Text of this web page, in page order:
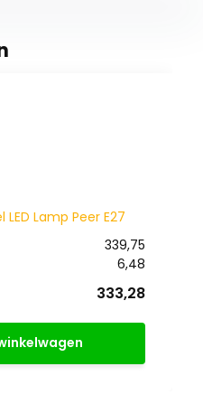
LED Lamp Peer E27
339,75
6,48
333,28